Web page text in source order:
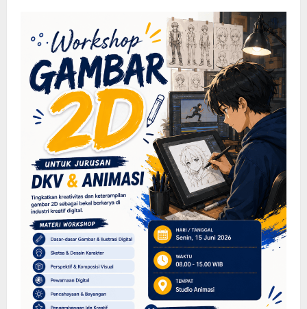
Pembelajaran
Marshall
Cavendish
Singapura
:
Bekali
Siswa
SMK
Muhiyo
dengan
Wawasan
AI,
Robotik,
dan
Machine
Learning